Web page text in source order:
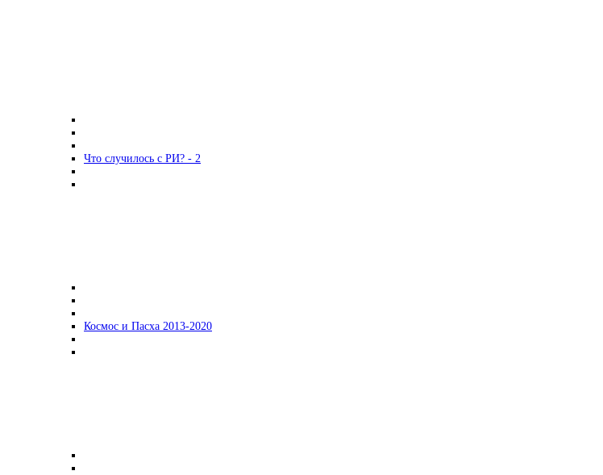
Что случилось с РИ? - 2
Космос и Пасха 2013-2020